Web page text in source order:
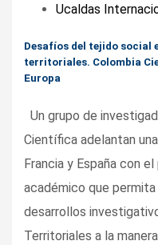
Ucaldas
Desafíos del tejido social
territoriales. Colombia
Europa
Un grupo de
Científica adelantan
Francia y España con
académico que
desarrollos
Territoriales a la